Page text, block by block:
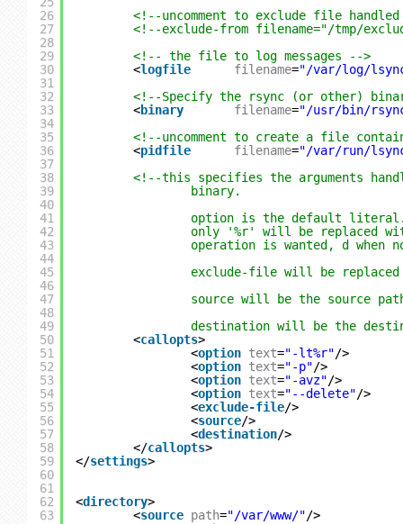
26
27
28
29
30
31
32
33
34
35
36
37
38
39
40
41
42
43
44
45
46
47
48
49
50
51
52
53
54
55
56
57
58
59
60
61
62
63
<!--uncomment to exclude file
<!--exclude-from filename="/tmp/
<!-- the file to log messages -->
<logfile filename="/var/log/
<!--Specify the rsync (or other)
<binary filename="/usr/bin/
<!--uncomment to create a file
<pidfile filename="/var/run/
<!--this specifies the arguments
binary.
option is the default
only '%r' will be replaced
operation is wanted, d when
exclude-file will be replaced
source will be the source
destination will be the
<callopts>
<option text="-lt%r"/>
<option text="-p"/>
<option text="-avz"/>
<option text="--delete"/>
<exclude-file/>
<source/>
<destination/>
</callopts>
</settings>
<directory>
<source path="/var/www/"/>